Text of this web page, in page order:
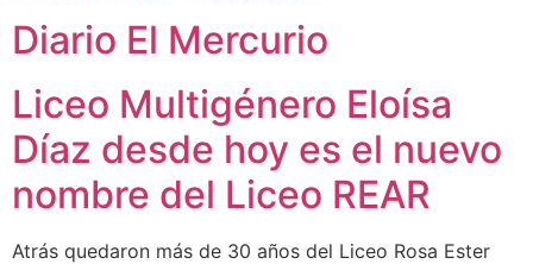
Diario El Mercurio
Liceo Multigénero Eloísa
Díaz desde hoy es el nuevo
nombre del Liceo REAR
Atrás quedaron más de 30 años del Liceo Rosa Ester